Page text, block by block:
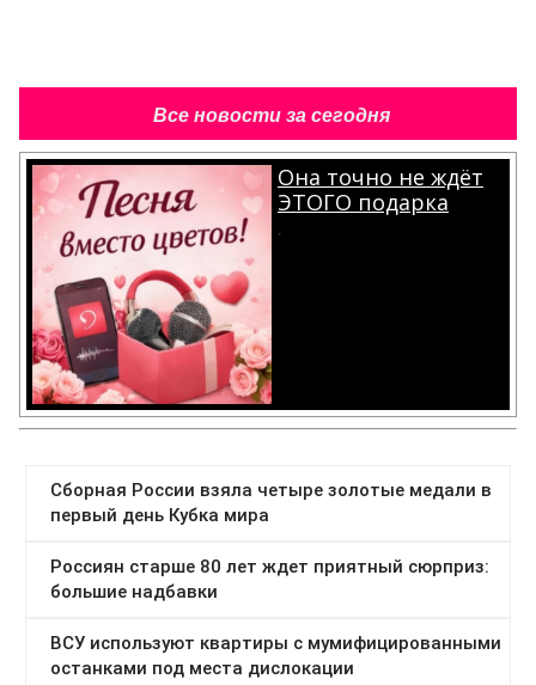
Все новости за сегодня
Она точно не ждёт
ЭТОГО подарка
.